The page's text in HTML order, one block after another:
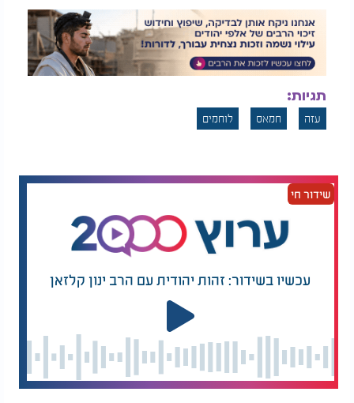
תגיות:
עזה חמאס לוחמים
שידור חי
עכשיו בשידור: זהות יהודית עם הרב ינון קלזאן